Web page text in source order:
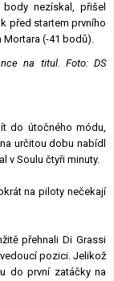
nezískal, přišel
před startem prvního
Mortara (-41 bodů).
na titul. Foto: DS
do útočného módu,
určitou dobu nabídl
v Soulu čtyři minuty.
na piloty nečekají
přehnali Di Grassi
pozici. Jelikož
do první zatáčky na